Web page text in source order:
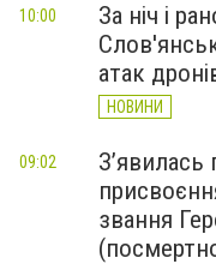
За ніч і
атак
НОВИНИ
10:00
З’явилась
звання
09:02